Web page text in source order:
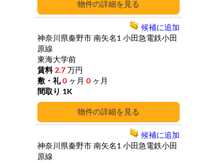
詳細
詳細
神奈川県秦野市 南矢名1 小田急電鉄小田
原線
東海大学前
2.7 万円
0 ヶ月 0 ヶ月
1K
候補に追加
神奈川県秦野市 南矢名1 小田急電鉄小田
原線
候補に追加